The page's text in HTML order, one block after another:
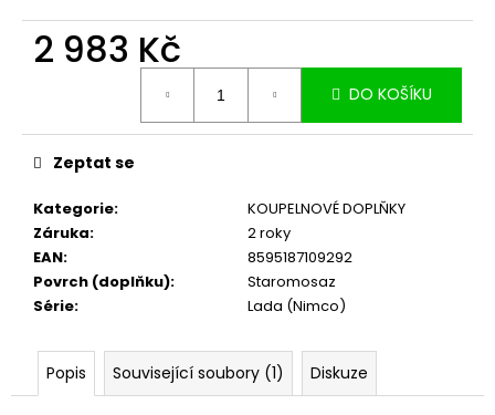
2 983 Kč
DO KOŠÍKU
Kategorie:
KOUPELNOVÉ DOPLŇKY
Záruka:
2 roky
EAN:
8595187109292
Povrch (doplňku):
Staromosaz
Série: Lada (Nimco)
Zeptat se
Popis Související soubory (1) Diskuze